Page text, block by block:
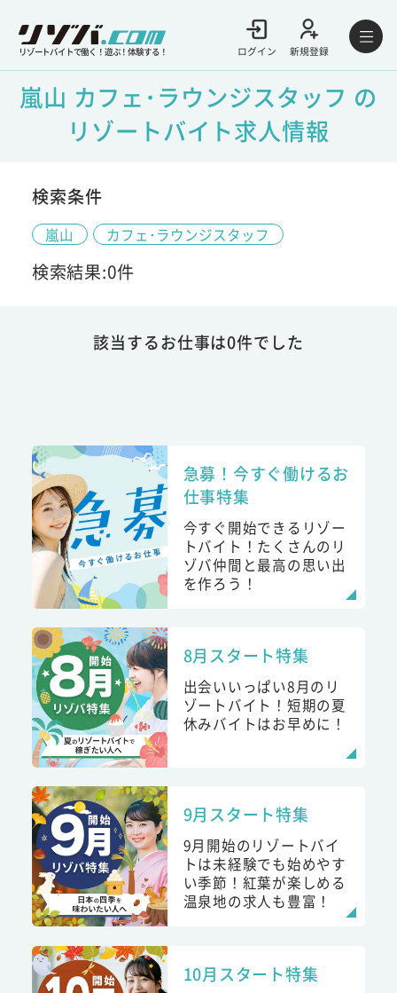
リゾートバイトで働く！遊ぶ！体験する！ ログイン 新規登録
嵐山 カフェ･ラウンジスタッフ の
リゾートバイト求人情報
検索条件
嵐山 カフェ･ラウンジスタッフ
検索結果:0件
該当するお仕事は0件でした
急募！今すぐ働けるお
仕事特集
今すぐ開始できるリゾー
トバイト！たくさんのリ
ゾバ仲間と最高の思い出
を作ろう！
8月スタート特集
出会いいっぱい8月のリ
ゾートバイト！短期の夏
休みバイトはお早めに！
9月スタート特集
9月開始のリゾートバイ
トは未経験でも始めやす
い季節！紅葉が楽しめる
温泉地の求人も豊富！
10月スタート特集